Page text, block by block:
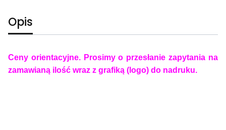
Opis
Ceny orientacyjne. Prosimy o przesłanie zapytania na
zamawianą ilość wraz z grafiką (logo) do nadruku.